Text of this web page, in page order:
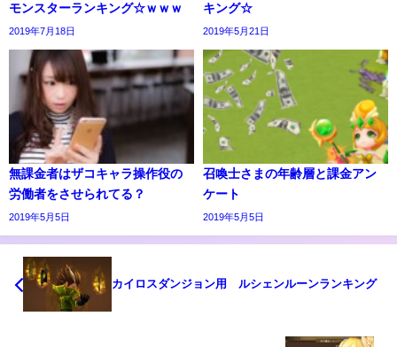
モンスターランキング☆ｗｗｗ
2019年7月18日
キング☆
2019年5月21日
無課金者はザコキャラ操作役の
労働者をさせられてる？
2019年5月5日
召喚士さまの年齢層と課金アン
ケート
2019年5月5日
カイロスダンジョン用 ルシェンルーンランキング